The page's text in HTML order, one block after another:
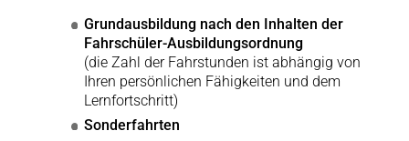
Grundausbildung nach den Inhalten der
Fahrschüler-Ausbildungsordnung
(die Zahl der Fahrstunden ist abhängig von
Ihren persönlichen Fähigkeiten und dem
Lernfortschritt)
Sonderfahrten